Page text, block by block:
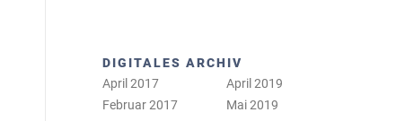
DIGITALES ARCHIV
April 2017
Februar 2017
April 2019
Mai 2019